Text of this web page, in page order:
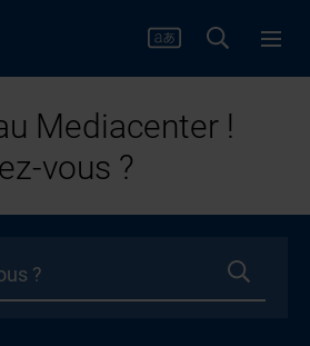
Mediacenter !
vous ?